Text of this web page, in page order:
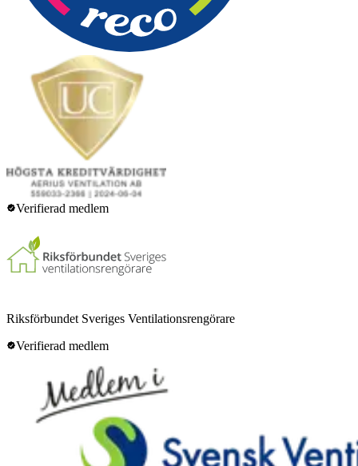
Verifierad medlem
Riksförbundet Sveriges Ventilationsrengörare
Verifierad medlem